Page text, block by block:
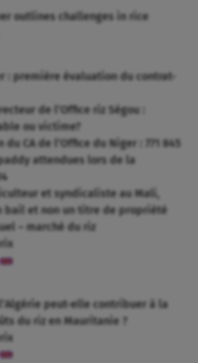
outlines challenges in rice
: première évaluation du contrat-
de l’Office riz Ségou :
ou victime?
du CA de l’Office du Niger : 771 845
attendues lors de la
et syndicaliste au Mali,
bail et non un titre de propriété
– marché du riz
peut-elle contribuer à la
du riz en Mauritanie ?